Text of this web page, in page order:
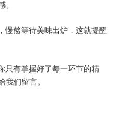
。
慢熬等待美味出炉，这就提醒
只有掌握好了每一环节的精
我们留言。